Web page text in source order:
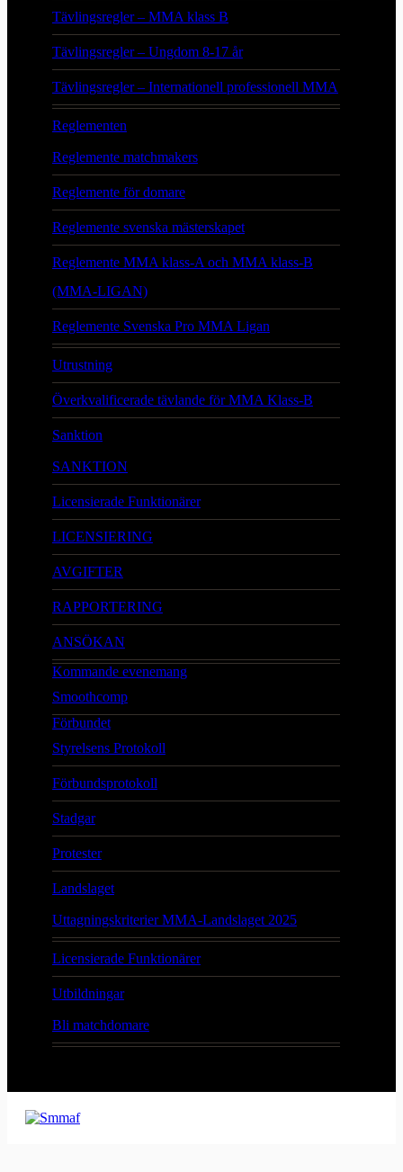
Tävlingsregler – MMA klass B
Tävlingsregler – Ungdom 8-17 år
Tävlingsregler – Internationell professionell MMA
Reglementen
Reglemente matchmakers
Reglemente för domare
Reglemente svenska mästerskapet
Reglemente MMA klass-A och MMA klass-B
(MMA-LIGAN)
Reglemente Svenska Pro MMA Ligan
Utrustning
Överkvalificerade tävlande för MMA Klass-B
Sanktion
SANKTION
Licensierade Funktionärer
LICENSIERING
AVGIFTER
RAPPORTERING
ANSÖKAN
Kommande evenemang
Smoothcomp
Förbundet
Styrelsens Protokoll
Förbundsprotokoll
Stadgar
Protester
Landslaget
Uttagningskriterier MMA-Landslaget 2025
Licensierade Funktionärer
Utbildningar
Bli matchdomare